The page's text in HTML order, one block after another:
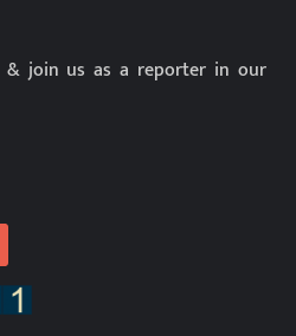
join us as a reporter in our